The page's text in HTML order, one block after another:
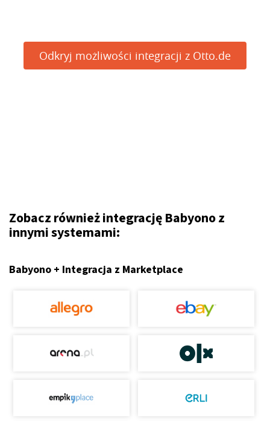
Odkryj możliwości integracji z Otto.de
Zobacz również integrację Babyono z
innymi systemami:
Babyono + Integracja z Marketplace